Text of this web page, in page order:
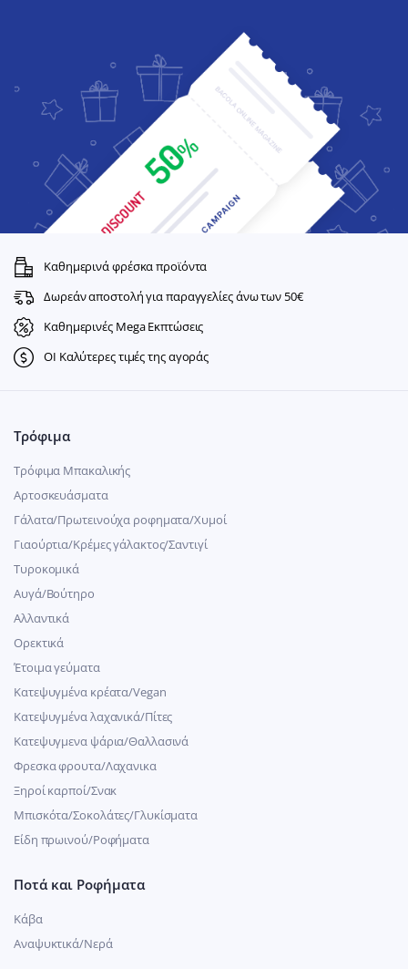
Καθημερινά φρέσκα προϊόντα
Δωρεάν αποστολή για παραγγελίες άνω των 50€
Καθημερινές Mega Εκπτώσεις
ΟΙ Καλύτερες τιμές της αγοράς
Τρόφιμα
Τρόφιμα Μπακαλικής
Αρτοσκευάσματα
Γάλατα/Πρωτεινούχα ροφηματα/Χυμοί
Γιαούρτια/Κρέμες γάλακτος/Σαντιγί
Τυροκομικά
Αυγά/Βούτηρο
Αλλαντικά
Ορεκτικά
Έτοιμα γεύματα
Κατεψυγμένα κρέατα/Vegan
Kατεψυγμένα λαχανικά/Πίτες
Κατεψυγμενα ψάρια/Θαλλασινά
Φρεσκα φρουτα/Λαχανικα
Ξηροί καρποί/Σνακ
Μπισκότα/Σοκολάτες/Γλυκίσματα
Είδη πρωινού/Ροφήματα
Ποτά και Ροφήματα
Κάβα
Αναψυκτικά/Νερά